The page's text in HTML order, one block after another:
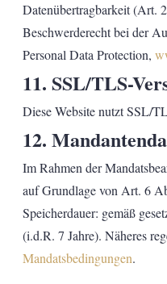
Datenübertragbarkeit (Art.
Beschwerderecht bei der
Personal Data Protection,
11. SSL/TLS-
Diese Website nutzt SSL/
12.
Im Rahmen der
auf Grundlage von Art. 6
Speicherdauer: gemäß
(i.d.R. 7 Jahre). Näheres
Mandatsbedingungen.